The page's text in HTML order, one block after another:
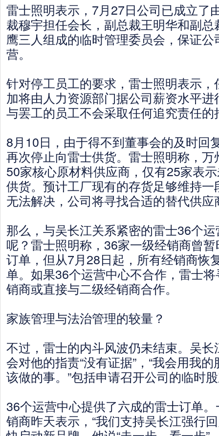
雷士照明表示，7月27日公司已成立了
裁穆宇担任会长，副总裁王明华和副
鹰三人组成的临时管理委员会，保证
营。
针对停工员工的要求，雷士照明表示
加将由人力资源部门据公司薪资水平
与罢工的员工不会采取任何追究责任的
8月10日，由于得不到董事会的及时回
再次停止向雷士供货。雷士照明称，
50家核心原材料供应商，仅有25家表
供货。预计工厂现有的存货足够维持
无法解决，公司将寻找合适的替代供应
那么，与吴长江关系紧密的雷士36个
呢？雷士照明称，36家一级经销商曾
订单，但从7月28日起，所有经销商恢
单。如果36个运营中心不合作，雷士
销商或直接与二级经销商合作。
家族管理与法治管理的较量？
不过，雷士的内斗风波仍未结束。吴
会对他的指责“没有证据”，“我会用我
该做的事。”包括申请召开公司的临时
36个运营中心提供了六成的雷士订单
销商昨天表示，“我们支持吴长江强行